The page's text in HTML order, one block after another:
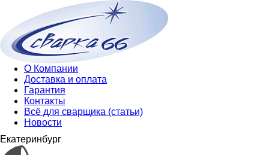
О Компании
Доставка и оплата
Гарантия
Контакты
Всё для сварщика (статьи)
Новости
Екатеринбург